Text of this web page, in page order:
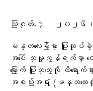
သြဂုတ်-၇၊ ၂၀၂၆၊ ဟ
မန္တလေးမြို့မှာ ပြုလု
အပေါ် လူမှုကွန်ရက်မှာ ဝေဖန်
မြှောက် ပြုသူတွေကို ထိရ
အစည်းအရုံး (မန္တလေ